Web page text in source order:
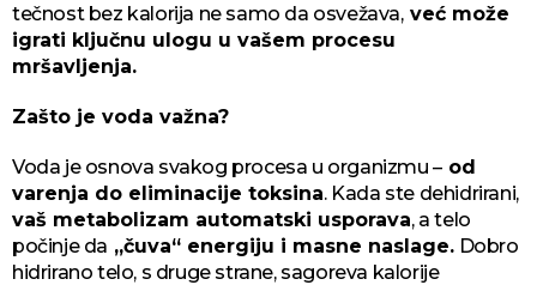
tečnost bez kalorija ne samo da osvežava,već može
igrati ključnu ulogu u vašem procesu
mršavljenja.
Zašto je voda važna?
Voda je osnova svakog procesa u organizmu –od
varenja do eliminacije toksina. Kada ste dehidrirani,
vaš metabolizam automatski usporava, a telo
počinje da „čuva“ energiju i masne naslage. Dobro
hidrirano telo, s druge strane, sagoreva kalorije